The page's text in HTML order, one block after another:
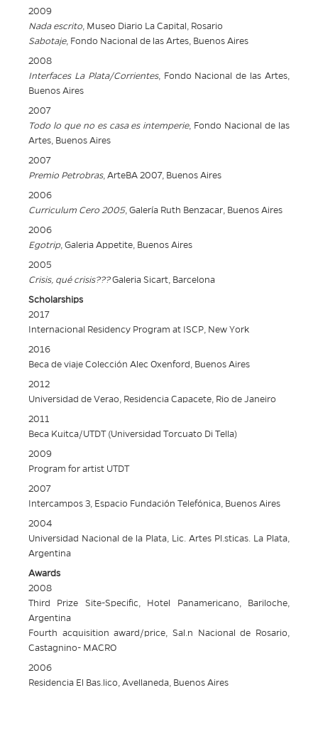
2009
Nada escrito, Museo Diario La Capital, Rosario
Sabotaje, Fondo Nacional de las Artes, Buenos Aires
2008
Interfaces La Plata/Corrientes, Fondo Nacional de las Artes,
Buenos Aires
2007
Todo lo que no es casa es intemperie, Fondo Nacional de las
Artes, Buenos Aires
2007
Premio Petrobras, ArteBA 2007, Buenos Aires
2006
Curriculum Cero 2005, Galería Ruth Benzacar, Buenos Aires
2006
Egotrip, Galeria Appetite, Buenos Aires
2005
Crisis, qué crisis???Galeria Sicart, Barcelona
Scholarships
2017
Internacional Residency Program at ISCP, New York
2016
Beca de viaje Colección Alec Oxenford, Buenos Aires
2012
Universidad de Verao, Residencia Capacete, Rio de Janeiro
2011
Beca Kuitca/UTDT (Universidad Torcuato Di Tella)
2009
Program for artist UTDT
2007
Intercampos 3, Espacio Fundación Telefónica, Buenos Aires
2004
Universidad Nacional de la Plata, Lic. Artes Pl.sticas. La Plata,
Argentina
Awards
2008
Third Prize Site-Specific, Hotel Panamericano, Bariloche,
Argentina
Fourth acquisition award/price, Sal.n Nacional de Rosario,
Castagnino- MACRO
2006
Residencia El Bas.lico, Avellaneda, Buenos Aires